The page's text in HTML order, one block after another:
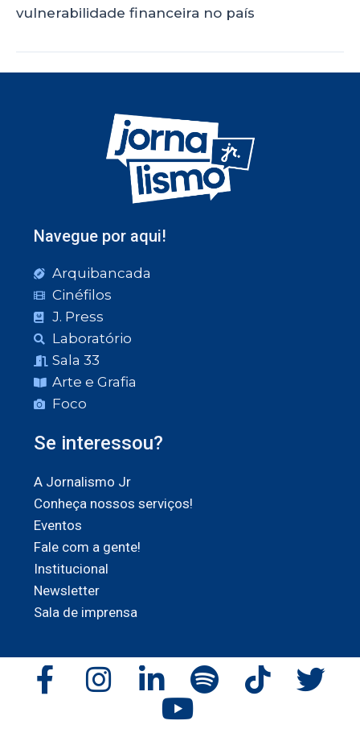
vulnerabilidade financeira no país
Navegue por aqui!
Arquibancada
Cinéfilos
J. Press
Laboratório
Sala 33
Arte e Grafia
Foco
Se interessou?
A Jornalismo Jr
Conheça nossos serviços!
Eventos
Fale com a gente!
Institucional
Newsletter
Sala de imprensa